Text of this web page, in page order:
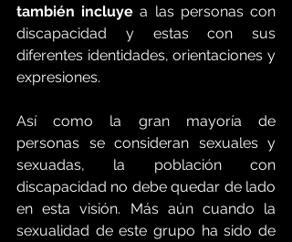
también incluye a las personas con
discapacidad y estas con sus
diferentes identidades, orientaciones y
expresiones.
Así como la gran mayoría de
personas se consideran sexuales y
sexuadas, la población con
discapacidad no debe quedar de lado
en esta visión. Más aún cuando la
sexualidad de este grupo ha sido de